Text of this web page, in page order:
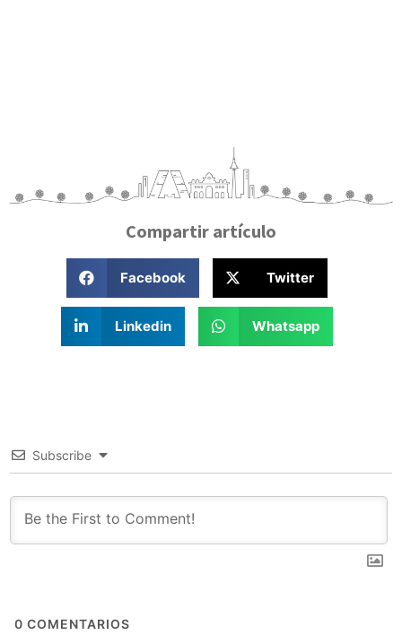
Compartir artículo
Facebook Twitter
Linkedin Whatsapp
Subscribe
0 COMENTARIOS